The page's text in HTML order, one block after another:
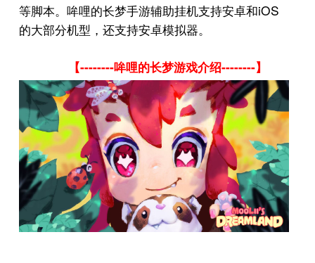
等脚本。哞哩的长梦手游辅助挂机支持安卓和iOS
的大部分机型，还支持安卓模拟器。
【--------哞哩的长梦游戏介绍--------】